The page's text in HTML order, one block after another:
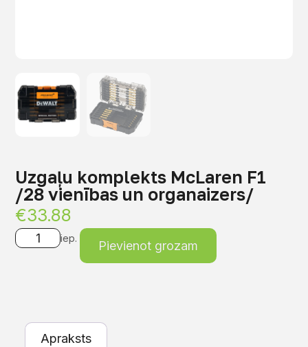
Uzgaļu komplekts McLaren F1
/28 vienības un organaizers/
€33.88
iep.
Pievienot grozam
Apraksts